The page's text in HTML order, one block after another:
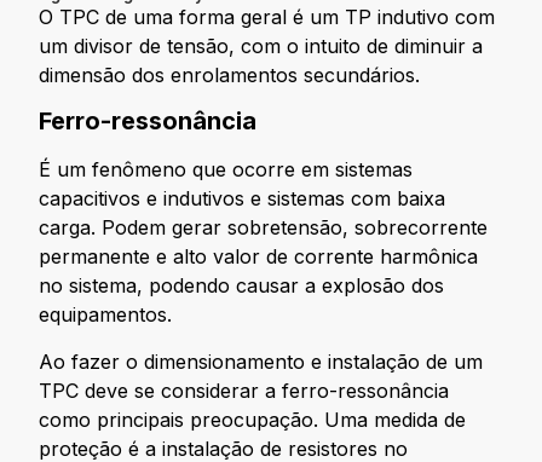
O TPC de uma forma geral é um TP indutivo com
um divisor de tensão, com o intuito de diminuir a
dimensão dos enrolamentos secundários.
Ferro-ressonância
É um fenômeno que ocorre em sistemas
capacitivos e indutivos e sistemas com baixa
carga. Podem gerar sobretensão, sobrecorrente
permanente e alto valor de corrente harmônica
no sistema, podendo causar a explosão dos
equipamentos.
Ao fazer o dimensionamento e instalação de um
TPC deve se considerar a ferro-ressonância
como principais preocupação. Uma medida de
proteção é a instalação de resistores no